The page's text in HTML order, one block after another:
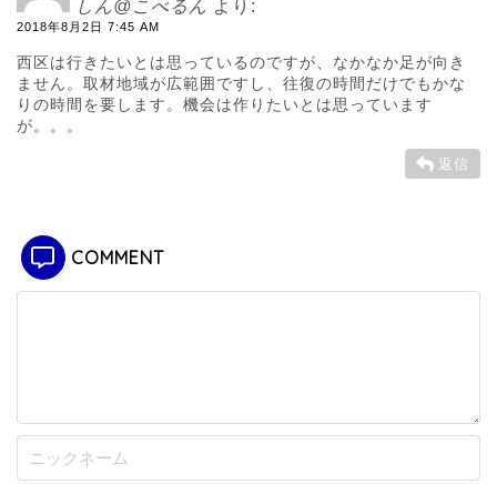
しん@こべるん より:
2018年8月2日 7:45 AM
西区は行きたいとは思っているのですが、なかなか足が向き
ません。取材地域が広範囲ですし、往復の時間だけでもかな
りの時間を要します。機会は作りたいとは思っています
が。。。
返信
COMMENT